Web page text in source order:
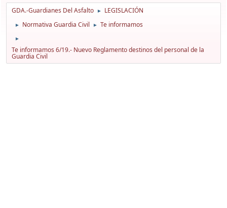
GDA.-Guardianes Del Asfalto ► LEGISLACIÓN
► Normativa Guardia Civil ► Te informamos
►
Te informamos 6/19.- Nuevo Reglamento destinos del personal de la
Guardia Civil